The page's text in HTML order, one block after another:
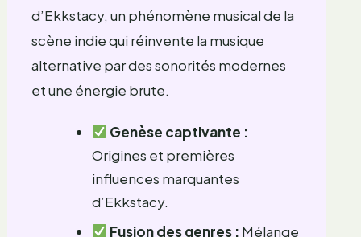
d’Ekkstacy, un phénomène musical de la
scène indie qui réinvente la musique
alternative par des sonorités modernes
et une énergie brute.
Genèse captivante :
Origines et premières
influences marquantes
d’Ekkstacy.
Fusion des genres : Mélange